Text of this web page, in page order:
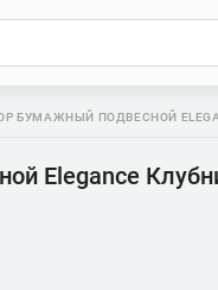
БУМАЖНЫЙ ПОДВЕСНОЙ
Elegance